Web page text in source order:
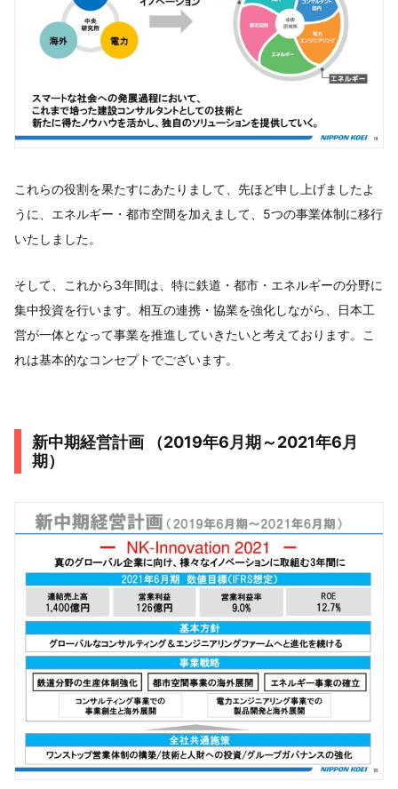
これらの役割を果たすにあたりまして、先ほど申し上げましたよ
うに、エネルギー・都市空間を加えまして、5つの事業体制に移行
いたしました。
そして、これから3年間は、特に鉄道・都市・エネルギーの分野に
集中投資を行います。相互の連携・協業を強化しながら、日本工
営が一体となって事業を推進していきたいと考えております。こ
れは基本的なコンセプトでございます。
新中期経営計画 （2019年6月期～2021年6月
期）